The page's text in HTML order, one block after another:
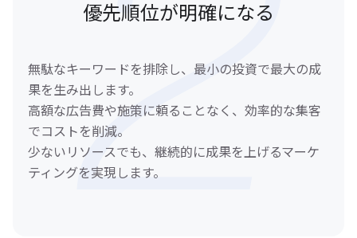
優先順位が明確になる
無駄なキーワードを排除し、最小の投資で最大の成
果を生み出します。
高額な広告費や施策に頼ることなく、効率的な集客
でコストを削減。
少ないリソースでも、継続的に成果を上げるマーケ
ティングを実現します。